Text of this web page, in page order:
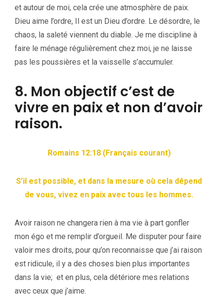
et autour de moi, cela crée une atmosphère de paix.
Dieu aime l’ordre, Il est un Dieu d’ordre. Le désordre, le
chaos, la saleté viennent du diable. Je me discipline à
faire le ménage régulièrement chez moi, je ne laisse
pas les poussières et la vaisselle s’accumuler.
8. Mon objectif c’est de
vivre en paix et non d’avoir
raison.
Romains 12:18 (Français courant)
S’il est possible, et dans la mesure où cela dépend
de vous, vivez en paix avec tous les hommes.
Avoir raison ne changera rien à ma vie à part gonfler
mon égo et me remplir d’orgueil. Me disputer pour faire
valoir mes droits, pour qu’on reconnaisse que j’ai raison
est ridicule, il y a des choses bien plus importantes
dans la vie; et en plus, cela détériore mes relations
avec ceux que j’aime.